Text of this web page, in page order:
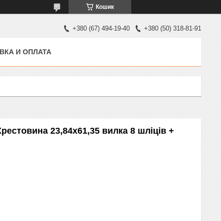
Кошик
+380 (67) 494-19-40 +380 (50) 318-81-91
И ОПЛАТА
23,84х61,35 вилка 8 шліців +